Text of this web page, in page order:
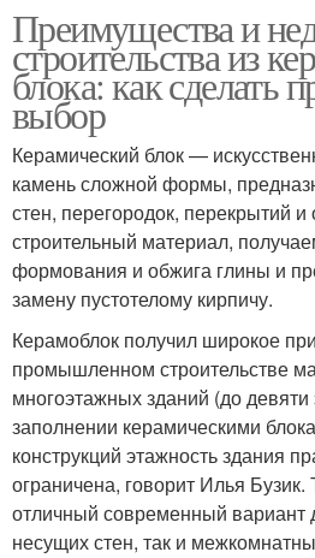
Преимущества и
строительства из
блока: как сделать
выбор
Керамический блок —
камень сложной формы,
стен, перегородок, перекрытий
строительный материал,
формования и обжига глины и
замену пустотелому кирпичу.
Керамоблок получил широкое
промышленном строительстве
многоэтажных зданий (до
заполнении керамическими
конструкций этажность здания
ограничена, говорит Илья
отличный современный вариант
несущих стен, так и